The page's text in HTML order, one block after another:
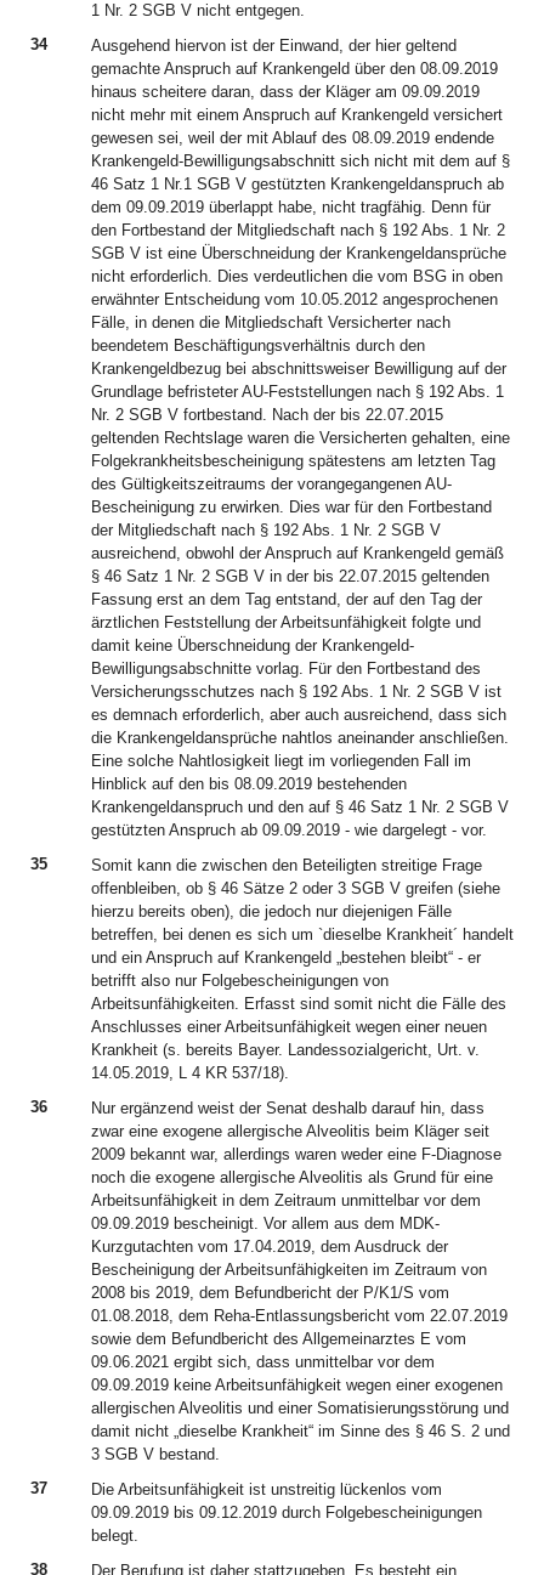
1 Nr. 2 SGB V nicht entgegen.
34
Ausgehend hiervon ist der Einwand, der hier geltend
gemachte Anspruch auf Krankengeld über den 08.09.2019
hinaus scheitere daran, dass der Kläger am 09.09.2019
nicht mehr mit einem Anspruch auf Krankengeld versichert
gewesen sei, weil der mit Ablauf des 08.09.2019 endende
Krankengeld-Bewilligungsabschnitt sich nicht mit dem auf §
46 Satz 1 Nr.1 SGB V gestützten Krankengeldanspruch ab
dem 09.09.2019 überlappt habe, nicht tragfähig. Denn für
den Fortbestand der Mitgliedschaft nach § 192 Abs. 1 Nr. 2
SGB V ist eine Überschneidung der Krankengeldansprüche
nicht erforderlich. Dies verdeutlichen die vom BSG in oben
erwähnter Entscheidung vom 10.05.2012 angesprochenen
Fälle, in denen die Mitgliedschaft Versicherter nach
beendetem Beschäftigungsverhältnis durch den
Krankengeldbezug bei abschnittsweiser Bewilligung auf der
Grundlage befristeter AU-Feststellungen nach § 192 Abs. 1
Nr. 2 SGB V fortbestand. Nach der bis 22.07.2015
geltenden Rechtslage waren die Versicherten gehalten, eine
Folgekrankheitsbescheinigung spätestens am letzten Tag
des Gültigkeitszeitraums der vorangegangenen AU-
Bescheinigung zu erwirken. Dies war für den Fortbestand
der Mitgliedschaft nach § 192 Abs. 1 Nr. 2 SGB V
ausreichend, obwohl der Anspruch auf Krankengeld gemäß
§ 46 Satz 1 Nr. 2 SGB V in der bis 22.07.2015 geltenden
Fassung erst an dem Tag entstand, der auf den Tag der
ärztlichen Feststellung der Arbeitsunfähigkeit folgte und
damit keine Überschneidung der Krankengeld-
Bewilligungsabschnitte vorlag. Für den Fortbestand des
Versicherungsschutzes nach § 192 Abs. 1 Nr. 2 SGB V ist
es demnach erforderlich, aber auch ausreichend, dass sich
die Krankengeldansprüche nahtlos aneinander anschließen.
Eine solche Nahtlosigkeit liegt im vorliegenden Fall im
Hinblick auf den bis 08.09.2019 bestehenden
Krankengeldanspruch und den auf § 46 Satz 1 Nr. 2 SGB V
gestützten Anspruch ab 09.09.2019 - wie dargelegt - vor.
35
Somit kann die zwischen den Beteiligten streitige Frage
offenbleiben, ob § 46 Sätze 2 oder 3 SGB V greifen (siehe
hierzu bereits oben), die jedoch nur diejenigen Fälle
betreffen, bei denen es sich um `dieselbe Krankheit´ handelt
und ein Anspruch auf Krankengeld „bestehen bleibt“ - er
betrifft also nur Folgebescheinigungen von
Arbeitsunfähigkeiten. Erfasst sind somit nicht die Fälle des
Anschlusses einer Arbeitsunfähigkeit wegen einer neuen
Krankheit (s. bereits Bayer. Landessozialgericht, Urt. v.
14.05.2019, L 4 KR 537/18).
36
Nur ergänzend weist der Senat deshalb darauf hin, dass
zwar eine exogene allergische Alveolitis beim Kläger seit
2009 bekannt war, allerdings waren weder eine F-Diagnose
noch die exogene allergische Alveolitis als Grund für eine
Arbeitsunfähigkeit in dem Zeitraum unmittelbar vor dem
09.09.2019 bescheinigt. Vor allem aus dem MDK-
Kurzgutachten vom 17.04.2019, dem Ausdruck der
Bescheinigung der Arbeitsunfähigkeiten im Zeitraum von
2008 bis 2019, dem Befundbericht der P/K1/S vom
01.08.2018, dem Reha-Entlassungsbericht vom 22.07.2019
sowie dem Befundbericht des Allgemeinarztes E vom
09.06.2021 ergibt sich, dass unmittelbar vor dem
09.09.2019 keine Arbeitsunfähigkeit wegen einer exogenen
allergischen Alveolitis und einer Somatisierungsstörung und
damit nicht „dieselbe Krankheit“ im Sinne des § 46 S. 2 und
3 SGB V bestand.
37
Die Arbeitsunfähigkeit ist unstreitig lückenlos vom
09.09.2019 bis 09.12.2019 durch Folgebescheinigungen
belegt.
38
Der Berufung ist daher stattzugeben. Es besteht ein